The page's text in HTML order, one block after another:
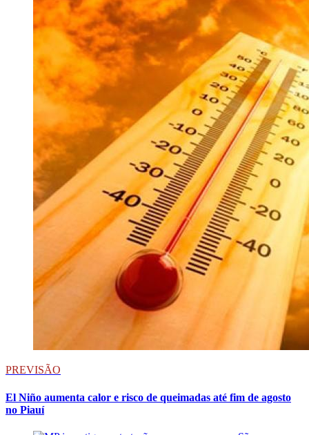
PREVISÃO
El Niño aumenta calor e risco de queimadas até fim de agosto
no Piauí